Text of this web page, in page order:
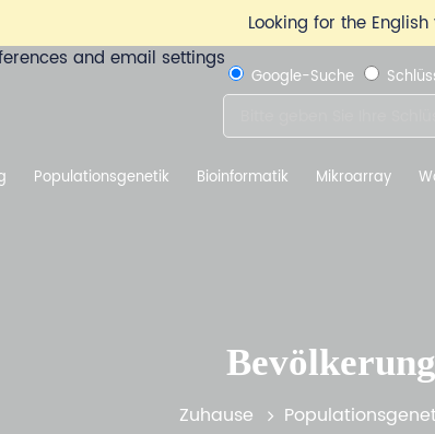
Looking for the
Google-Suche
Populationsgenetik Bioinformatik Mikroarray
Zuhause